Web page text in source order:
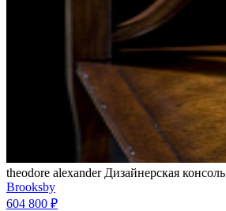
theodore alexander Дизайнерская консоль
Brooksby
604 800 ₽